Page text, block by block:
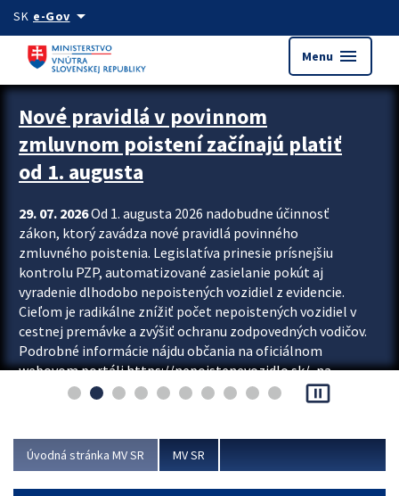
Preskocit na hlavný obsah
SK e-Govarrow_drop_down
Menu menu
Zastavit automatický posun upútavok
Nové pravidlá v povinnom
zmluvnom poistení začínajú platiť
od 1. augusta
29. 07. 2026Od 1. augusta 2026 nadobudne účinnosť
zákon, ktorý zavádza nové pravidlá povinného
zmluvného poistenia. Legislatíva prinesie prísnejšiu
kontrolu PZP, automatizované zasielanie pokút aj
vyradenie dlhodobo nepoistených vozidiel z evidencie.
Cieľom je radikálne znížiť počet nepoistených vozidiel v
cestnej premávke a zvýšiť ochranu zodpovedných vodičov.
Podrobné informácie nájdu občania na oficiálnom
webovom portáli https://nepoistenevozidlo.sk/, na
ktorom od augusta pribudne aj možnosť overiť si...
pause_presentation
Úvodná stránka MV SR MV SR